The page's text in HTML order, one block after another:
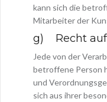
kann sich die
Mitarbeiter der
g) Recht auf
Jede von der
betroffene Person
und
sich aus ihrer